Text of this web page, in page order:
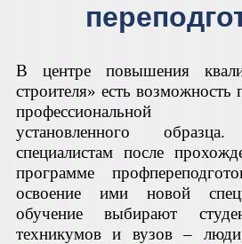
В центре повышения
строителя» есть
профессиональной
установленного
специалистам после
программе
освоение ими новой
обучение выбирают
техникумов и вузов –